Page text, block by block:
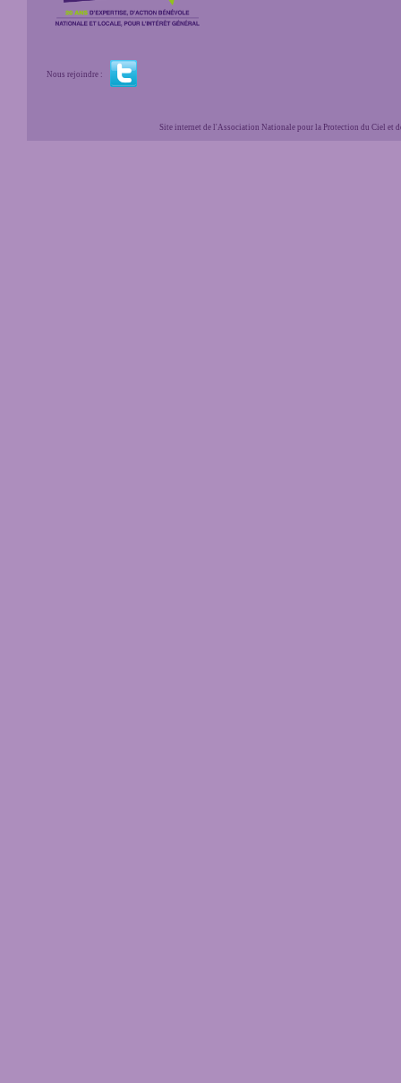
Nous rejoindre :
Site internet de l'Association Nationale pour la Protection du Ciel et de